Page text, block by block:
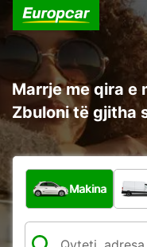
Marrje me qira e
Zbuloni të gjitha
Çfarë lloj automjeti?
Makina